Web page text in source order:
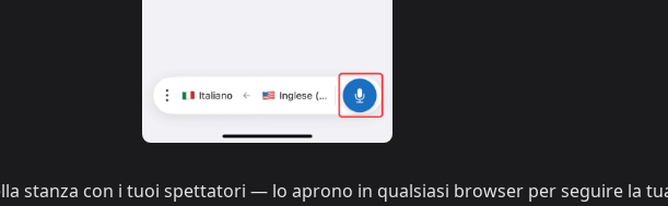
stanza con i tuoi spettatori — lo aprono in qualsiasi browser per seguire la